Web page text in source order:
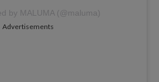
by MALUMA (@maluma)
Advertisements